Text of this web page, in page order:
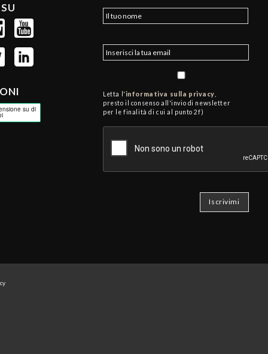
Letta l'informativa sulla privacy
presto il consenso all'invio di newsletter
per le finalità di cui al punto 2f)